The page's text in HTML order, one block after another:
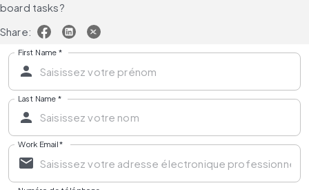
board tasks?
Share:
First Name *
Last Name *
Work Email*